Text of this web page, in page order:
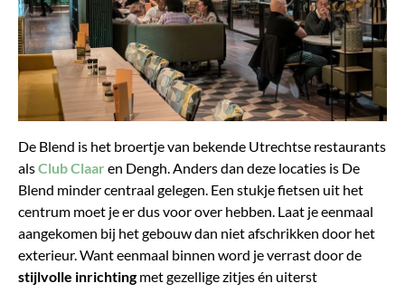
De Blend is het broertje van bekende Utrechtse restaurants
alsClub Claar en Dengh. Anders dan deze locaties is De
Blend minder centraal gelegen. Een stukje fietsen uit het
centrum moet je er dus voor over hebben. Laat je eenmaal
aangekomen bij het gebouw dan niet afschrikken door het
exterieur. Want eenmaal binnen word je verrast door de
stijlvolle inrichtingmet gezellige zitjes én uiterst